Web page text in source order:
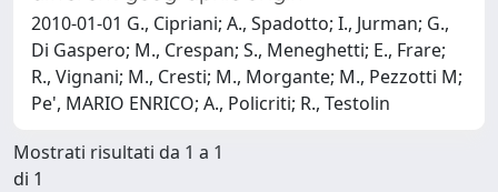
2010-01-01 G., Cipriani; A., Spadotto; I., Jurman; G.,
Di Gaspero; M., Crespan; S., Meneghetti; E., Frare;
R., Vignani; M., Cresti; M., Morgante; M., Pezzotti M;
Pe', MARIO ENRICO; A., Policriti; R., Testolin
Mostrati risultati da 1 a 1
di 1